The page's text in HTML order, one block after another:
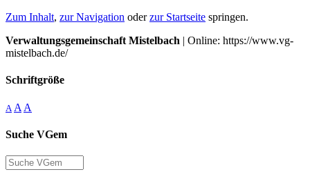
Zum Inhalt, zur Navigation oderzur Startseite springen.
Verwaltungsgemeinschaft Mistelbach | Online: https://www.vg-
mistelbach.de/
Schriftgröße
A A A
Suche VGem